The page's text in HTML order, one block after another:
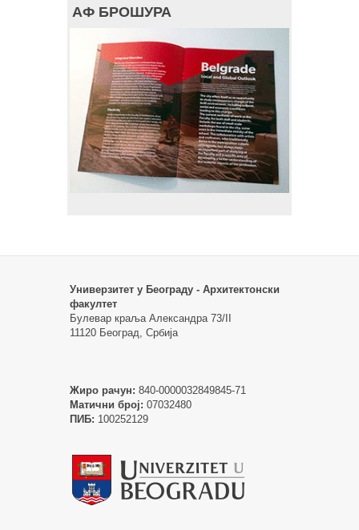
АФ БРОШУРА
Универзитет у Београду - Архитектонски
факултет
Булевар краља Александра 73/II
11120 Београд, Србија
Жиро рачун: 840-0000032849845-71
Матични број: 07032480
ПИБ: 100252129